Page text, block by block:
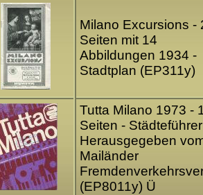
Milano Excursions -
Seiten mit 14
Abbildungen 1934 -
Stadtplan (EP311y)
Tutta Milano 1973 -
Seiten -
Herausgegeben
Mailänder
(EP8011y) Ü